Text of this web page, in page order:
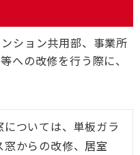
ション共用部、事業所
への改修を行う際に、
については、単板ガラ
窓からの改修、居室